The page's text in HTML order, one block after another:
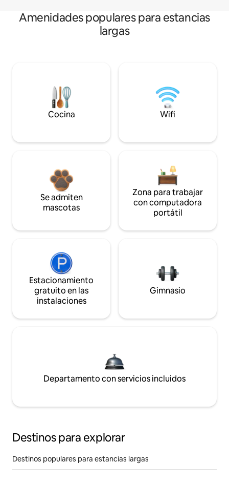
Amenidades populares para estancias
largas
Cocina Wifi
Se admiten
mascotas
Zona para trabajar
con computadora
portátil
Estacionamiento
gratuito en las
instalaciones
Gimnasio
Departamento con servicios incluidos
Destinos para explorar
Destinos populares para estancias largas